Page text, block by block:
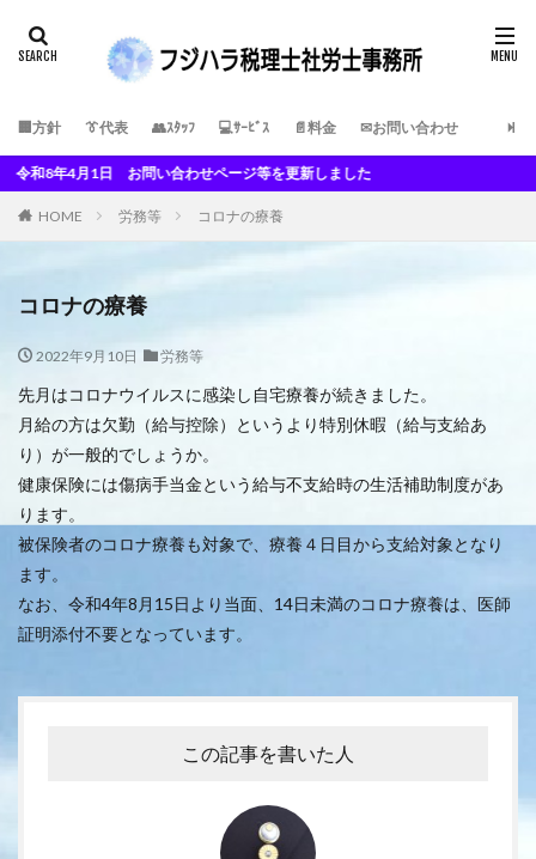
🏢方針 👔代表 👥ｽﾀｯﾌ 💻ｻｰﾋﾞｽ 📄料金 ✉お問い合わせ
せページ等を更新しました
HOME 労務等 コロナの療養
コロナの療養
2022年9月10日 労務等
先月はコロナウイルスに感染し自宅療養が続きました。
月給の方は欠勤（給与控除）というより特別休暇（給与支給あ
り）が一般的でしょうか。
健康保険には傷病手当金という給与不支給時の生活補助制度があ
ります。
被保険者のコロナ療養も対象で、療養４日目から支給対象となり
ます。
なお、令和4年8月15日より当面、14日未満のコロナ療養は、医師
証明添付不要となっています。
この記事を書いた人